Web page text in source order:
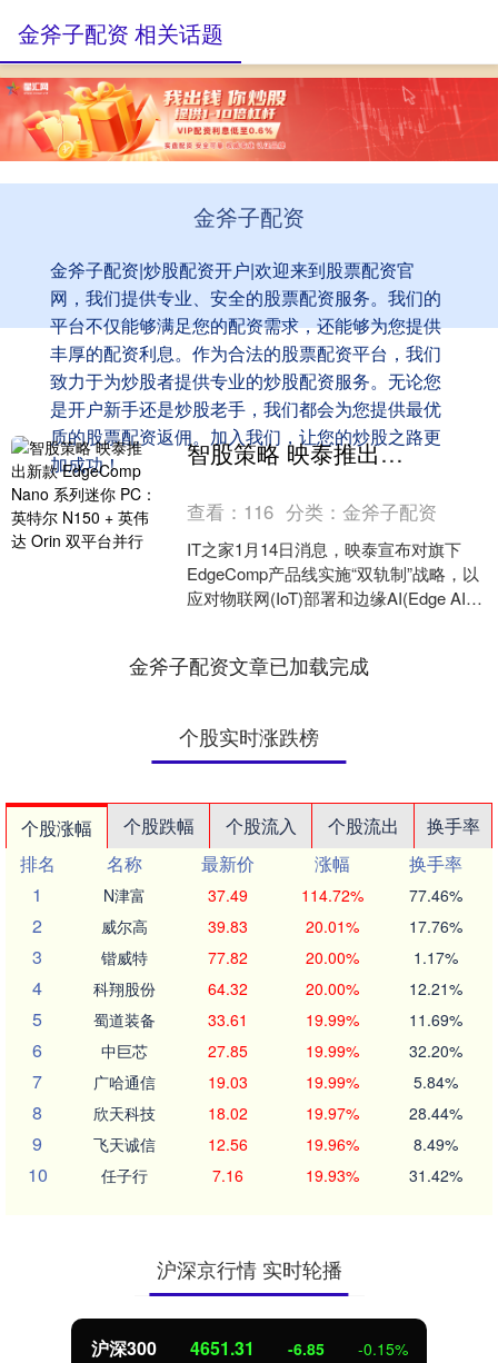
金斧子配资
金斧子配资|炒股配资开户|欢迎来到股票配资官
网，我们提供专业、安全的股票配资服务。我们的
平台不仅能够满足您的配资需求，还能够为您提供
丰厚的配资利息。作为合法的股票配资平台，我们
致力于为炒股者提供专业的炒股配资服务。无论您
是开户新手还是炒股老手，我们都会为您提供最优
质的股票配资返佣。加入我们，让您的炒股之路更
加成功！
金斧子配资 相关话题
智股策略 映泰推出新款 EdgeComp Nano 系列迷你 PC：英特尔 N150 + 英伟达 Orin 双平台并行
查看： 116 分类：金斧子配资
IT之家1月14日消息，映泰宣布对旗下
EdgeComp产品线实施“双轨制”战略，以
应对物联网(IoT)部署和边缘AI(Edge AI)
金斧子配资文章已加载完成
个股实时涨跌榜
个股涨幅 个股跌幅 个股流入 个股流出
换手率
排名
名称 最新价 涨幅
换手率
1
N津富 37.49 114.72% 77.46%
2 威尔高 39.83 20.01% 17.76%
3 锴威特 77.82 20.00% 1.17%
4 科翔股份 64.32 20.00% 12.21%
5 蜀道装备 33.61 19.99% 11.69%
6 中巨芯 27.85 19.99% 32.20%
7 广哈通信 19.03 19.99% 5.84%
8 欣天科技 18.02 19.97% 28.44%
9 飞天诚信 12.56 19.96% 8.49%
10 任子行 7.16 19.93% 31.42%
沪深京行情 实时轮播
沪深300 4651.31 -6.85 -0.15%